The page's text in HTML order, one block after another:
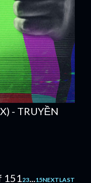
- TRUYỀN
151 23 15NEXTLAST